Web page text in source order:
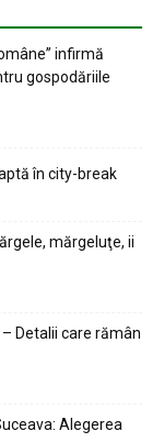
infirmă
gospodăriile
în city-break
mărgeluţe, ii
Detalii care rămân
Alegerea